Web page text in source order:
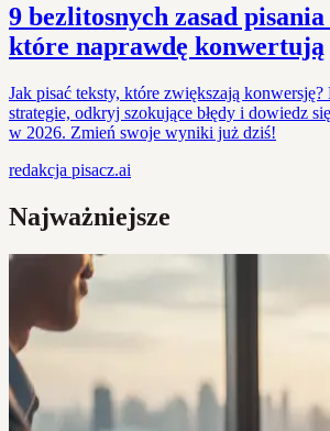
9 bezlitosnych zasad
które naprawdę konwertują
Jak pisać teksty, które zwiększają konwersję?
strategie, odkryj szokujące błędy i dowiedz
w 2026. Zmień swoje wyniki już dziś!
redakcja pisacz.ai
Najważniejsze